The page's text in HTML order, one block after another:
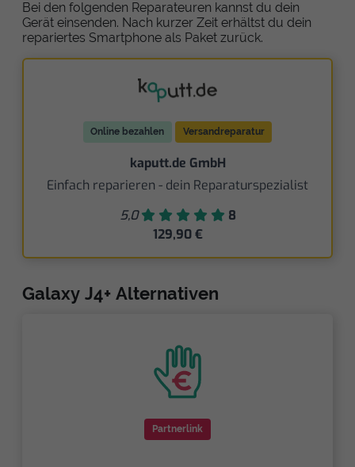
Bei den folgenden Reparateuren kannst du dein
Gerät einsenden. Nach kurzer Zeit erhältst du dein
repariertes Smartphone als Paket zurück.
Online bezahlen Versandreparatur
kaputt.de GmbH
Einfach reparieren - dein Reparaturspezialist
5,0
8
129,90 €
Galaxy J4+ Alternativen
Partnerlink